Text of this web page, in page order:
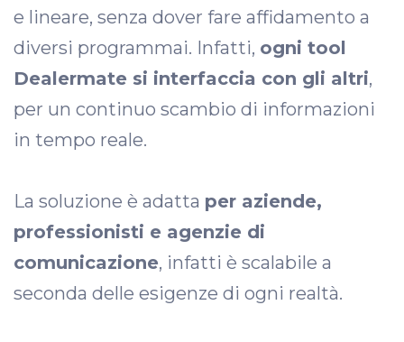
e lineare, senza dover fare affidamento a
diversi programmai. Infatti, ogni tool
Dealermate si interfaccia con gli altri,
per un continuo scambio di informazioni
in tempo reale.
La soluzione è adatta per aziende,
professionisti e agenzie di
comunicazione, infatti è scalabile a
seconda delle esigenze di ogni realtà.